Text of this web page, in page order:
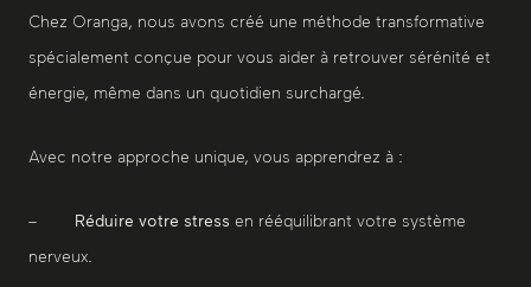
Chez Oranga, nous avons créé une méthode transformative
spécialement conçue pour vous aider à retrouver sérénité et
énergie, même dans un quotidien surchargé.
Avec notre approche unique, vous apprendrez à :
– Réduire votre stress en rééquilibrant votre système
nerveux.